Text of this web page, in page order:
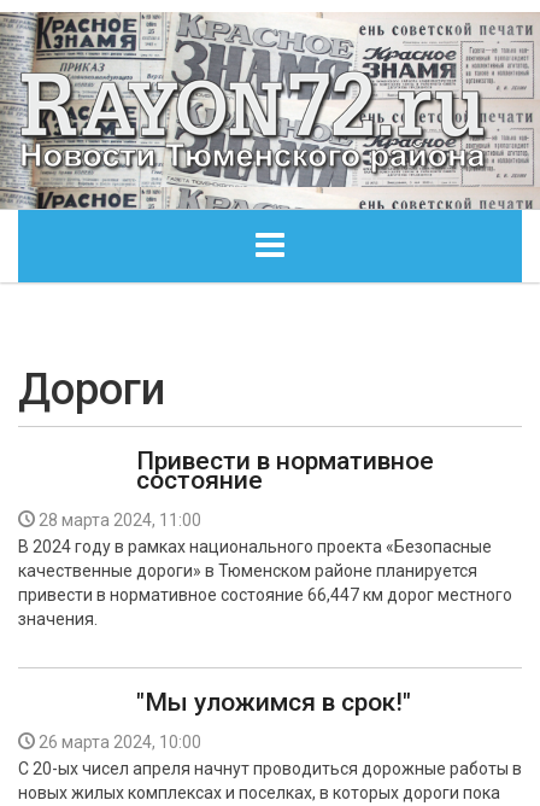
ОБЩЕСТВО
ЭКОНОМИКА
БЕЗОПАСНОСТЬ
СПОРТ
АРХИВ PDF
Дороги
Привести в нормативное
состояние
28 марта 2024, 11:00
В 2024 году в рамках национального проекта «Безопасные
качественные дороги» в Тюменском районе планируется
привести в нормативное состояние 66,447 км дорог местного
значения.
"Мы уложимся в срок!"
26 марта 2024, 10:00
С 20-ых чисел апреля начнут проводиться дорожные работы в
новых жилых комплексах и поселках, в которых дороги пока